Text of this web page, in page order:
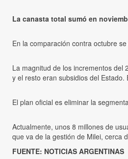
La canasta total sumó en
En la comparación contra octubre
La magnitud de los incrementos del
y el resto eran subsidios del
El plan oficial es eliminar la
Actualmente, unos 8 millones de
que va de la gestión de Milei, cerca
FUENTE: NOTICIAS ARGENTINAS